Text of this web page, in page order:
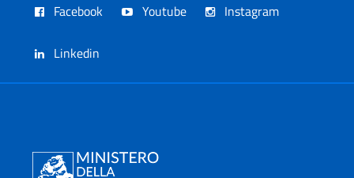
Facebook Youtube Instagram
Linkedin